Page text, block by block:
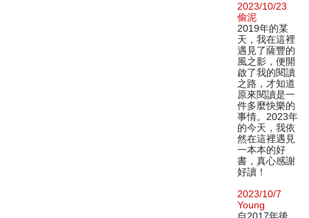
2023/10/23
偷泥
2019年的某
天，我在這裡
遇見了薩豐的
風之影，便開
啟了我的閱讀
之路，才知道
原來閱讀是一
件多麼快樂的
事情。2023年
的今天，我依
然在這裡遇見
一本本的好
書，真心感謝
好讀！
2023/10/7
Young